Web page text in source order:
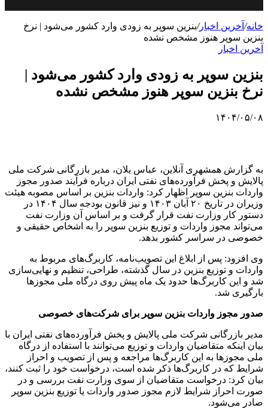
خانه/ آخرین اخبار/بنزین سوپر به زودی وارد کشور می‌شود | نرخ
بنزین سوپر هنوز مشخص نشده
آخرین اخبار
بنزین سوپر به زودی وارد کشور می‌شود |
نرخ بنزین سوپر هنوز مشخص نشده
۱۴۰۴/۰۵/۰۸
به گزارش همشهری آنلاین، عباس یلان، مدیر بازرگانی شرکت ملی
پالایش و پخش فرآورده‌های نفتی ایران درباره فرآیند صدور مجوز
واردات بنزین سوپر اظهار کرد: واردات بنزین بر اساس مصوبه هیئت
وزیران در تاریخ ۲۰ آبان ۱۴۰۳ و نیز قانون بودجه سال ۱۴۰۴ در
دستور کار وزارت نفت قرار گرفت و بر اساس آن وزارت نفت
می‌تواند مجوز واردات و توزیع بنزین سوپر را به اشخاص حقیقی و
خصوصی در سراسر کشور بدهد.
وی افزود: پس از ابلاغ این تصویب‌نامه، کاربرگ‌های مربوط به
واردات و توزیع بنزین در سال گذشته، طراحی، تنظیم و نهایی‌سازی
شد و این کاربرگ‌ها حدود یک ماه پیش روی درگاه ملی مجوزها
بارگیری شد.
صدور مجوز واردات بنزین سوپر برای شرکت‌های خصوصی
مدیر بازرگانی شرکت ملی پالایش و پخش فرآورده‌های نفتی ایران با
بیان اینکه متقاضیان واردات و توزیع می‌توانند با استفاده از درگاه
ملی مجوزها به این کاربرگ‌ها مراجعه و پس از تصویب و احراز
شرایط که در کاربرگ‌ها ذکر شده است، درخواست خود را ثبت کنند،
بیان کرد: درخواست متقاضیان از سوی وزارت نفت بررسی و در
صورت احراز شرایط لازم مجوز صدور واردات یا توزیع بنزین سوپر
صادر می‌شود.